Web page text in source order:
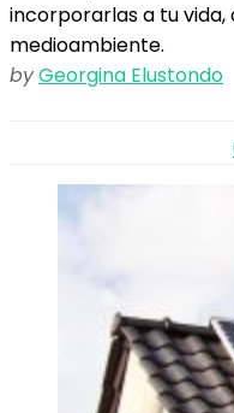
incorporarlas a tu
medioambiente.
byGeorgina Elustondo